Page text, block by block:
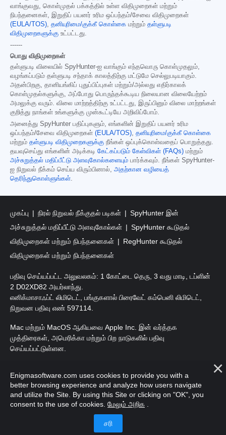
வாங்குவது, கொள்முதல் பக்கத்தில் உள்ள விதிமுறைகள் மற்றும்
நிபந்தனைகள், இறுதிப் பயனர் உரிம ஒப்பந்தம்/சேவை விதிமுறைகள்
(EULA/TOS), தனியுரிமை/குக்கீ கொள்கை மற்றும் தள்ளுபடி
விதிமுறைகளுக்கு உட்பட்டது.
------
பொது விதிமுறைகள்
தள்ளுபடி விலையில் SpyHunter-ஐ வாங்கும் எந்தவொரு கொள்முதலும்,
வழங்கப்படும் தள்ளுபடி சந்தாக் காலத்திற்கு மட்டுமே செல்லுபடியாகும்.
அதன்பிறகு, தானியங்கிப் புதுப்பிப்புகள் மற்றும்/அல்லது எதிர்காலக்
கொள்முதல்களுக்கு, அப்போது பொருந்தக்கூடிய நிலையான விலையேற்றம்
அமலுக்கு வரும். விலை மாற்றத்திற்கு உட்பட்டது, இருப்பினும் விலை மாற்றங்கள்
குறித்து நாங்கள் உங்களுக்கு முன்கூட்டியே அறிவிப்போம்.
அனைத்து SpyHunter பதிப்புகளும், எங்களின் இறுதிப் பயனர் உரிம
ஒப்பந்தம்/சேவை விதிமுறைகள் (EULA/TOS), தனியுரிமை/குக்கீ கொள்கை
மற்றும் தள்ளுபடி விதிமுறைகளுக்கு நீங்கள் ஒப்புக்கொள்வதைப் பொறுத்தது.
தயவுசெய்து எங்களின் அடிக்கடி கேட்கப்படும் கேள்விகள் (FAQs) மற்றும்
அச்சுறுத்தல் மதிப்பீட்டு அளவுகோல்களையும் பார்க்கவும். நீங்கள் SpyHunter-
ஐ நிறுவல் நீக்கம் செய்ய விரும்பினால், அதற்கான வழியைத்
தெரிந்துகொள்ளுங்கள்.
முகப்பு நிரல் நிறுவல் நீக்குதல் படிகள்
SpyHunter இன்
அச்சுறுத்தல் மதிப்பீட்டு அளவுகோல்கள்
SpyHunter கூடுதல்
விதிமுறைகள் மற்றும் நிபந்தனைகள்
RegHunter கூடுதல்
விதிமுறைகள் மற்றும் நிபந்தனைகள்
பதிவு செய்யப்பட்ட அலுவலகம்: 1 கோட்டை தெரு, 3 வது மாடி, டப்ளின்
2 D02XD82 அயர்லாந்து.
எனிக்மாசாஃப்ட் லிமிடெட், பங்குகளால் பிரைவேட் கம்பெனி லிமிடெட்,
நிறுவன பதிவு எண் 597114.
Mac மற்றும் MacOS ஆகியவை Apple Inc. இன் வர்த்தக
முத்திரைகள், அமெரிக்கா மற்றும் பிற நாடுகளில் பதிவு
செய்யப்பட்டுள்ளன.
உரிமைகளும் பாதுகாக்கப்பட்டவை.
Enigmasoftware.com uses cookies to provide you with a
better browsing experience and analyze how users navigate
and utilize the Site. By using this Site or clicking on "OK", you
consent to the use of cookies. மேலும் அறிக